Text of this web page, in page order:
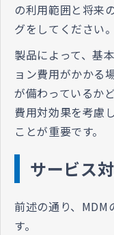
の利用範囲と将来
グをしてください。
製品によって、基
ョン費用がかかる
が備わっているか
費用対効果を考慮
ことが重要です。
サービス
前述の通り、MDM
す。